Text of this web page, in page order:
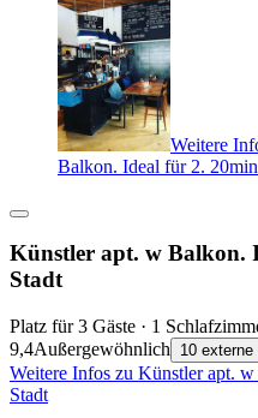
Weitere
Balkon. Ideal für 2.
Künstler apt. w Balkon.
Stadt
Platz für 3 Gäste · 1
9,4Außergewöhnlich 10 externe
Weitere Infos zu Künstler apt.
Stadt